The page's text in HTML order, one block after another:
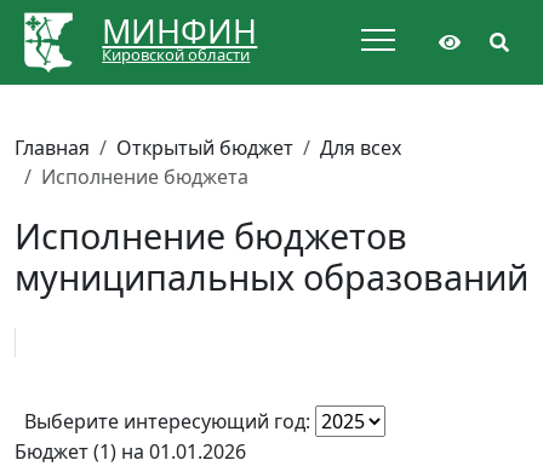
МИНФИН
Кировской области
Главная Открытый бюджет
Для всех
Исполнение бюджета
Исполнение бюджетов
муниципальных образований
Выберите интересующий год:
Бюджет (1) на 01.01.2026